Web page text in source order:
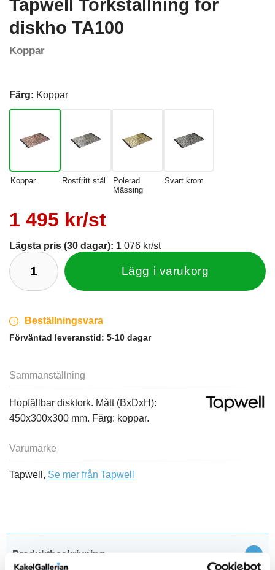
Tapwell Torkställning för
diskho TA100
Koppar
Färg: Koppar
Koppar Rostfritt stål
Polerad
Mässing
Svart krom
1 495 kr/st
Lägsta pris (30 dagar): 1 076 kr/st
Lägg i varukorg
Beställningsvara
Förväntad leveranstid: 5-10 dagar
Sammanställning
Hopfällbar disktork. Mått (BxDxH):
450x300x300 mm. Färg: koppar.
Varumärke
Tapwell, Se mer från Tapwell
Produktbeskrivning Stäng